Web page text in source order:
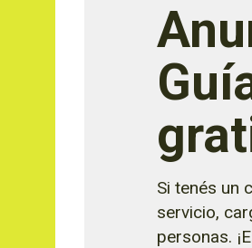
Si tenés un
servicio,
personas.